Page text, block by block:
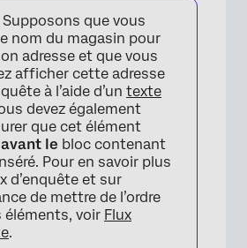
Supposons que vous
nom du magasin pour
adresse et que vous
afficher cette adresse
à l’aide d’un texte
devez également
que cet élément
avant le bloc contenant
Pour en savoir plus
d’enquête et sur
de mettre de l’ordre
éléments, voir Flux
.